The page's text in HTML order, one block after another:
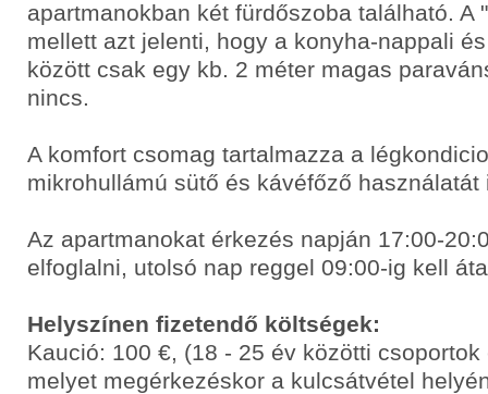
apartmanokban két fürdőszoba található. A
mellett azt jelenti, hogy a konyha-nappali
között csak egy kb. 2 méter magas
nincs.
A komfort csomag tartalmazza a
mikrohullámú sütő és kávéfőző használatát
Az apartmanokat érkezés napján 17:00-
elfoglalni, utolsó nap reggel 09:00-ig kell
Helyszínen fizetendő költségek:
Kaució: 100 €, (18 - 25 év közötti
melyet megérkezéskor a kulcsátvétel